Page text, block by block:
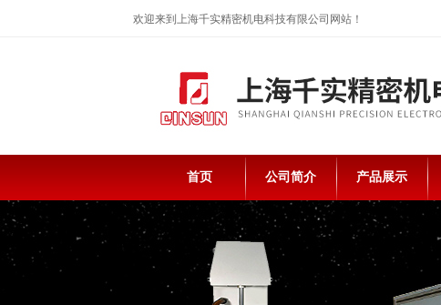
欢迎来到上海千实精密机电科技有限公司网站！
首页 公司简介 产品展示